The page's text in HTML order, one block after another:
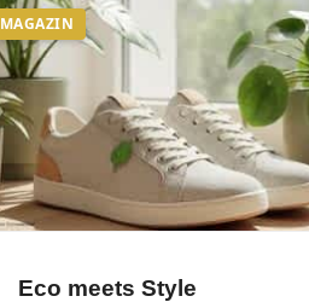
MAGAZIN
Eco meets Style